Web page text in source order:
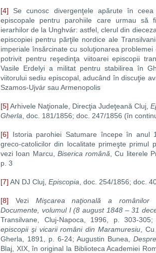
[4] Se cunosc divergenţele apărute în
episcopale pentru parohiile care urmau să
ierarhilor de la Unghvár: astfel, clerul din
episcopiei pentru părţile nordice ale
imperiale însărcinate cu soluţionarea
potrivit pentru reşedinţa viitoarei episcopii
Vasile Erdelyi a militat pentru stabilirea în
viitorului sediu episcopal, aducând în discuţie
Szamos-Ujvár sau Armenopolis
[5] Arhivele Naţionale, Direcţia Judeţeană Cluj,
Gherla , doc. 181/1856; doc. 247/1856 (în
[6] Istoria parohiei Satumare începe în anul
greco-catolicilor din localitate primeşte primul
vezi Ioan Marcu, Biserica română , Cu literele
p. 3
[7] AN DJ Cluj, Episcopia , doc. 254/1856; doc.
[8] Vezi Mişcarea naţională a românilor
Documente, volumul I (8 august 1848 – 31
Transilvane, Cluj-Napoca, 1996, p. 303-
episcopii şi vicarii români din Maramuresiu, Cu
Gherla, 1891, p. 6-24; Augustin Bunea,
Blaj, XIX, în original la Biblioteca Academiei